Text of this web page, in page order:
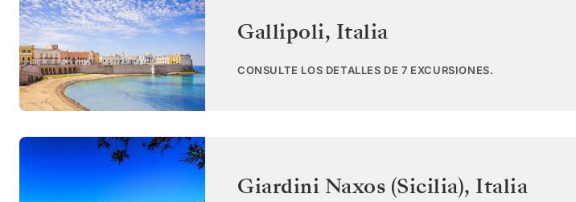
Gallipoli, Italia
CONSULTE LOS DETALLES DE 7 EXCURSIONES.
Giardini Naxos (Sicilia), Italia